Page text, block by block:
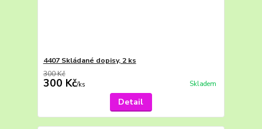
4407 Skládané dopisy, 2 ks
300 Kč
300 Kč/ks Skladem
Detail